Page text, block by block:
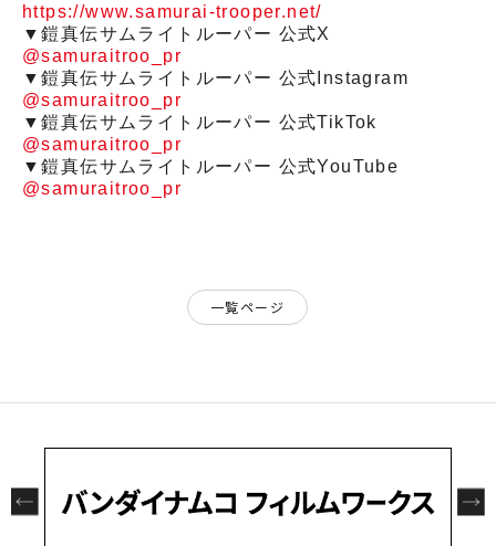
https://www.samurai-trooper.net/
▼鎧真伝サムライトルーパー 公式X
@samuraitroo_pr
▼鎧真伝サムライトルーパー 公式Instagram
@samuraitroo_pr
▼鎧真伝サムライトルーパー 公式TikTok
@samuraitroo_pr
▼鎧真伝サムライトルーパー 公式YouTube
@samuraitroo_pr
一覧ページ